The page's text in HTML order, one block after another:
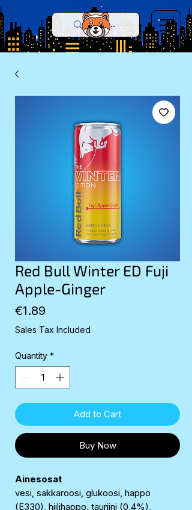
Red Bull Winter ED Fuji
Apple-Ginger
€1.89
Sales Tax Included
Quantity *
Add to Cart
Buy Now
Ainesosat
vesi, sakkaroosi, glukoosi, happo
(E330), hiilihappo, tauriini (0,4%),